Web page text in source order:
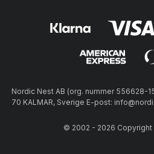
Nordic Nest AB (org. nummer 556628-
70 KALMAR, Sverige E-post:
© 2002 - 2026 Copyright